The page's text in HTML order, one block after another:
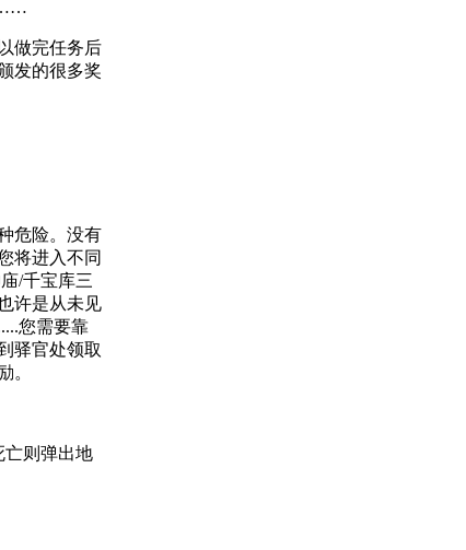
……
做完任务后
发的很多奖
危险。没有
将进入不同
/千宝库三
许是从未见
您需要靠
驿官处领取
。
则弹出地